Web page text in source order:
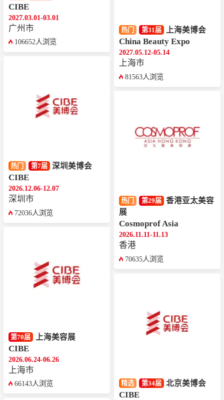
CIBE
2027.03.01-03.01
广州市
106652人浏览
热门 第7届 深圳美博会
CIBE
2026.12.06-12.07
深圳市
72036人浏览
第70届 上海美容展
CIBE
2026.06.24-06.26
上海市
66143人浏览
热门 第31届 上海美博会
China Beauty Expo
2027.05.12-05.14
上海市
81563人浏览
热门 第29届
香港亚太美容
展
Cosmoprof Asia
2026.11.11-11.13
香港
70635人浏览
精选 第34届 北京美博会
CIBE